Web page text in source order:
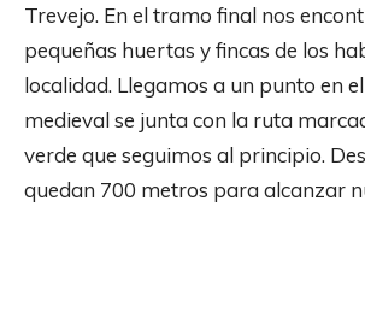
Trevejo. En el tramo final nos
pequeñas huertas y fincas de los
localidad. Llegamos a un punto en
medieval se junta con la ruta
verde que seguimos al principio.
quedan 700 metros para alcanzar